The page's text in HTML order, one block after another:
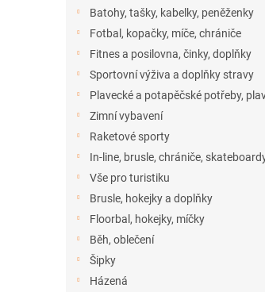
Batohy, tašky, kabelky, peněženky
Fotbal, kopačky, míče, chrániče
Fitnes a posilovna, činky, doplňky
Sportovní výživa a doplňky stravy
Plavecké a potapěčské potřeby,
Zimní vybavení
Raketové sporty
In-line, brusle, chrániče,
Vše pro turistiku
Brusle, hokejky a doplňky
Floorbal, hokejky, míčky
Běh, oblečení
Šipky
Házená